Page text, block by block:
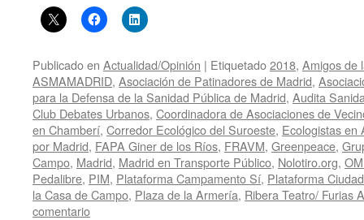
Publicado en Actualidad/Opinión | Etiquetado2018, Amigos de
ASMAMADRID, Asociación de Patinadores de Madrid,
para la Defensa de la Sanidad Pública de Madrid, Audita
Club Debates Urbanos, Coordinadora de Asociaciones de
en Chamberí, Corredor Ecológico del Suroeste, Ecologistas en
por Madrid, FAPA Giner de los Ríos, FRAVM, Greenpeace,
Campo, Madrid, Madrid en Transporte Público, Nolotiro.org,
Pedalibre, PIM, Plataforma Campamento Sí, Plataforma
la Casa de Campo, Plaza de la Armería, Ribera Teatro/ Furias
comentario